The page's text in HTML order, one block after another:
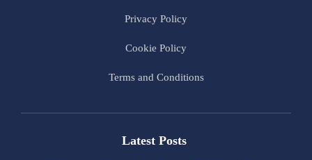
Privacy Policy
Cookie Policy
Terms and Conditions
Latest Posts